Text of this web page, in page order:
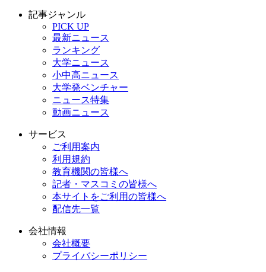
記事ジャンル
PICK UP
最新ニュース
ランキング
大学ニュース
小中高ニュース
大学発ベンチャー
ニュース特集
動画ニュース
サービス
ご利用案内
利用規約
教育機関の皆様へ
記者・マスコミの皆様へ
本サイトをご利用の皆様へ
配信先一覧
会社情報
会社概要
プライバシーポリシー